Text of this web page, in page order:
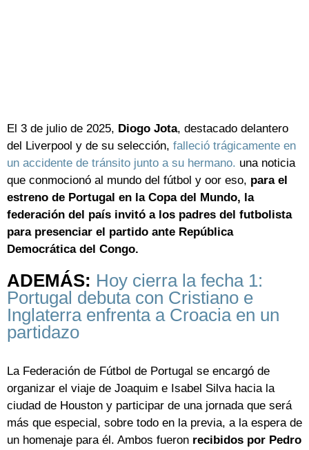
El 3 de julio de 2025, Diogo Jota, destacado delantero
del Liverpool y de su selección, falleció trágicamente en
un accidente de tránsito junto a su hermano. una noticia
que conmocionó al mundo del fútbol y oor eso, para el
estreno de Portugal en la Copa del Mundo, la
federación del país invitó a los padres del futbolista
para presenciar el partido ante República
Democrática del Congo.
ADEMÁS: Hoy cierra la fecha 1:
Portugal debuta con Cristiano e
Inglaterra enfrenta a Croacia en un
partidazo
La Federación de Fútbol de Portugal se encargó de
organizar el viaje de Joaquim e Isabel Silva hacia la
ciudad de Houston y participar de una jornada que será
más que especial, sobre todo en la previa, a la espera de
un homenaje para él. Ambos fueron recibidos por Pedro